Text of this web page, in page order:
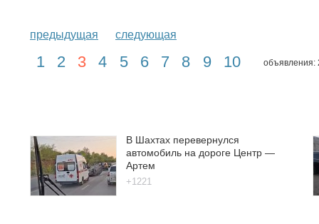
предыдущая следующая
1 2 3 4 5 6 7 8 9 10 объявления:
В Шахтах перевернулся
автомобиль на дороге Центр —
Артем
+1221